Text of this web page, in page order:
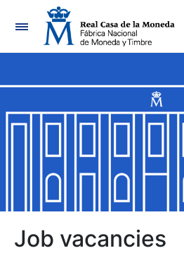
Navigation
Show/Hide
Show/Hide
Show/Hide
Job vacancies